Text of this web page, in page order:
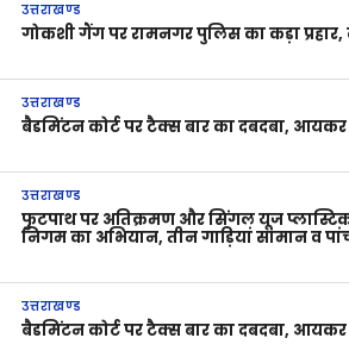
उत्तराखण्ड
गोकशी गैंग पर रामनगर पुलिस का कड़ा प्रहार,
उत्तराखण्ड
बैडमिंटन कोर्ट पर टैक्स बार का दबदबा,
उत्तराखण्ड
फुटपाथ पर अतिक्रमण और सिंगल यूज
निगम का अभियान, तीन गाड़ियां सामान व
उत्तराखण्ड
बैडमिंटन कोर्ट पर टैक्स बार का दबदबा,